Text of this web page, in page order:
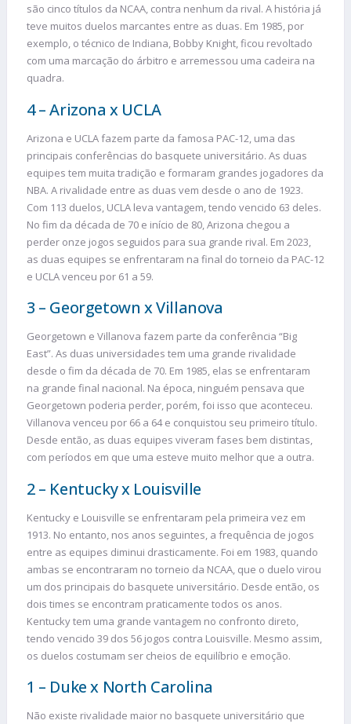
são cinco títulos da NCAA, contra nenhum da rival. A história já
teve muitos duelos marcantes entre as duas. Em 1985, por
exemplo, o técnico de Indiana, Bobby Knight, ficou revoltado
com uma marcação do árbitro e arremessou uma cadeira na
quadra.
4 – Arizona x UCLA
Arizona e UCLA fazem parte da famosa PAC-12, uma das
principais conferências do basquete universitário. As duas
equipes tem muita tradição e formaram grandes jogadores da
NBA. A rivalidade entre as duas vem desde o ano de 1923.
Com 113 duelos, UCLA leva vantagem, tendo vencido 63 deles.
No fim da década de 70 e início de 80, Arizona chegou a
perder onze jogos seguidos para sua grande rival. Em 2023,
as duas equipes se enfrentaram na final do torneio da PAC-12
e UCLA venceu por 61 a 59.
3 – Georgetown x Villanova
Georgetown e Villanova fazem parte da conferência “Big
East”. As duas universidades tem uma grande rivalidade
desde o fim da década de 70. Em 1985, elas se enfrentaram
na grande final nacional. Na época, ninguém pensava que
Georgetown poderia perder, porém, foi isso que aconteceu.
Villanova venceu por 66 a 64 e conquistou seu primeiro título.
Desde então, as duas equipes viveram fases bem distintas,
com períodos em que uma esteve muito melhor que a outra.
2 – Kentucky x Louisville
Kentucky e Louisville se enfrentaram pela primeira vez em
1913. No entanto, nos anos seguintes, a frequência de jogos
entre as equipes diminui drasticamente. Foi em 1983, quando
ambas se encontraram no torneio da NCAA, que o duelo virou
um dos principais do basquete universitário. Desde então, os
dois times se encontram praticamente todos os anos.
Kentucky tem uma grande vantagem no confronto direto,
tendo vencido 39 dos 56 jogos contra Louisville. Mesmo assim,
os duelos costumam ser cheios de equilíbrio e emoção.
1 – Duke x North Carolina
Não existe rivalidade maior no basquete universitário que